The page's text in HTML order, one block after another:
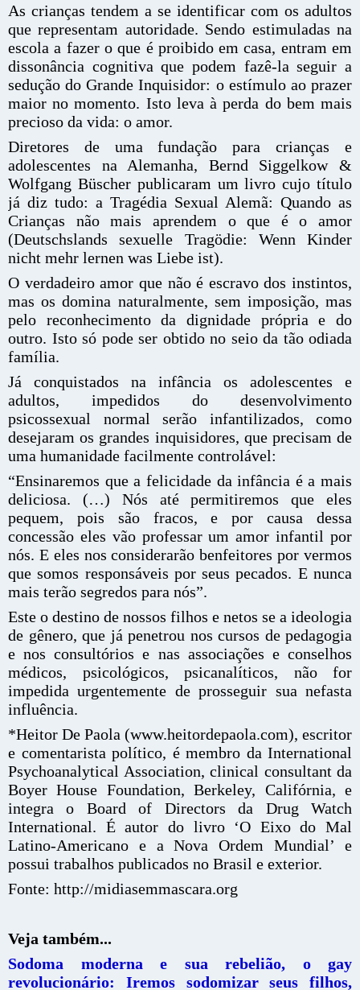
As crianças tendem a se identificar com os adultos
que representam autoridade. Sendo estimuladas na
escola a fazer o que é proibido em casa, entram em
dissonância cognitiva que podem fazê-la seguir a
sedução do Grande Inquisidor: o estímulo ao prazer
maior no momento. Isto leva à perda do bem mais
precioso da vida: o amor.
Diretores de uma fundação para crianças e
adolescentes na Alemanha, Bernd Siggelkow &
Wolfgang Büscher publicaram um livro cujo título
já diz tudo: a Tragédia Sexual Alemã: Quando as
Crianças não mais aprendem o que é o amor
(Deutschslands sexuelle Tragödie: Wenn Kinder
nicht mehr lernen was Liebe ist).
O verdadeiro amor que não é escravo dos instintos,
mas os domina naturalmente, sem imposição, mas
pelo reconhecimento da dignidade própria e do
outro. Isto só pode ser obtido no seio da tão odiada
família.
Já conquistados na infância os adolescentes e
adultos, impedidos do desenvolvimento
psicossexual normal serão infantilizados, como
desejaram os grandes inquisidores, que precisam de
uma humanidade facilmente controlável:
“Ensinaremos que a felicidade da infância é a mais
deliciosa. (…) Nós até permitiremos que eles
pequem, pois são fracos, e por causa dessa
concessão eles vão professar um amor infantil por
nós. E eles nos considerarão benfeitores por vermos
que somos responsáveis por seus pecados. E nunca
mais terão segredos para nós”.
Este o destino de nossos filhos e netos se a ideologia
de gênero, que já penetrou nos cursos de pedagogia
e nos consultórios e nas associações e conselhos
médicos, psicológicos, psicanalíticos, não for
impedida urgentemente de prosseguir sua nefasta
influência.
*Heitor De Paola (www.heitordepaola.com), escritor
e comentarista político, é membro da International
Psychoanalytical Association, clinical consultant da
Boyer House Foundation, Berkeley, Califórnia, e
integra o Board of Directors da Drug Watch
International. É autor do livro ‘O Eixo do Mal
Latino-Americano e a Nova Ordem Mundial’ e
possui trabalhos publicados no Brasil e exterior.
Fonte: http://midiasemmascara.org
Veja também...
Sodoma moderna e sua rebelião, o gay
revolucionário: Iremos sodomizar seus filhos,